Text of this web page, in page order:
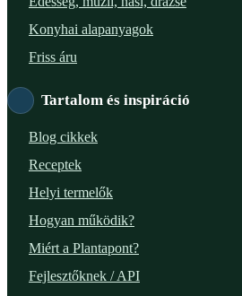
Konyhai alapanyagok
Friss áru
Tartalom és inspiráció
Blog cikkek
Receptek
Helyi termelők
Hogyan működik?
Miért a Plantapont?
Fejlesztőknek / API